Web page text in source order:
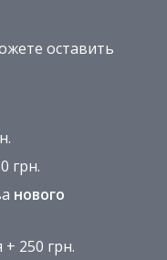
оставить
грн.
нового
250 грн.